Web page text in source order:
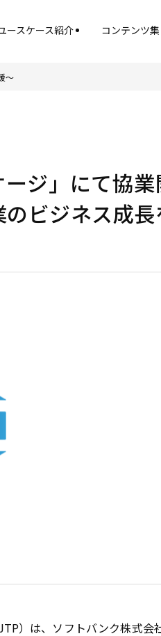
ースケース紹介 コンテンツ集
～
ジ」にて協業
ビジネス成長
）は、ソフトバンク株式会